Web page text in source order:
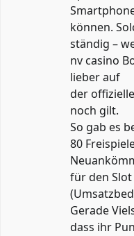
können.
ständig –
nv casino
lieber auf
der
noch gilt.
So gab es
80
für den
Gerade
dass ihr